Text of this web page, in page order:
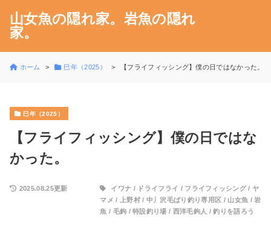
山女魚の隠れ家。岩魚の隠れ
家。
ホーム 巳年（2025） 【フライフィッシング】僕の日ではなかった。
巳年（2025）
【フライフィッシング】僕の日ではな
かった。
2025.08.25更新 イワナ / ドライフライ / フライフィッシング/ ヤ
マメ / 上野村/ 中丿沢毛ばり釣り専用区 / 山女魚 /岩
魚 / 毛鉤 /特設釣り場 / 西洋毛鉤人 /釣りを語ろう